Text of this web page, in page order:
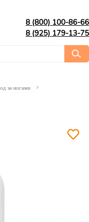
8 (800) 100-86-66
8 (925) 179-13-75
за ногами